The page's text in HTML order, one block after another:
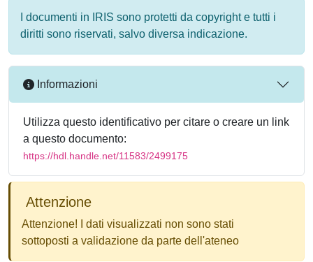
I documenti in IRIS sono protetti da copyright e tutti i
diritti sono riservati, salvo diversa indicazione.
Informazioni
Utilizza questo identificativo per citare o creare un link
a questo documento:
https://hdl.handle.net/11583/2499175
Attenzione
Attenzione! I dati visualizzati non sono stati
sottoposti a validazione da parte dell'ateneo